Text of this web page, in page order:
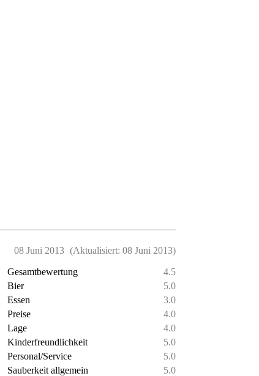
08 Juni 2013 (Aktualisiert: 08 Juni 2013)
Gesamtbewertung
4.5
Bier
5.0
Essen
3.0
Preise
4.0
Lage
4.0
Kinderfreundlichkeit
5.0
Personal/Service
5.0
Sauberkeit allgemein
5.0